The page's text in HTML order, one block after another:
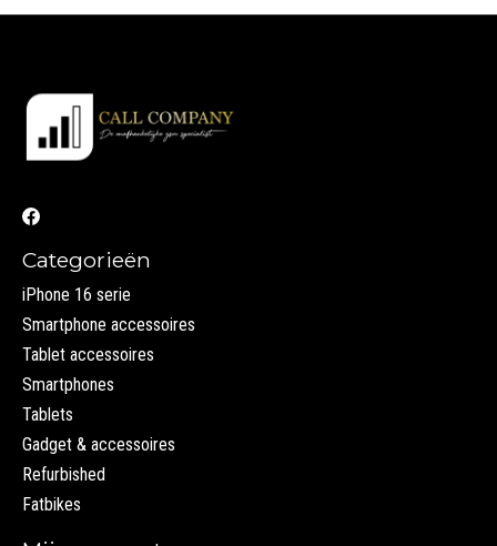
Categorieën
iPhone 16 serie
Smartphone accessoires
Tablet accessoires
Smartphones
Tablets
Gadget & accessoires
Refurbished
Fatbikes